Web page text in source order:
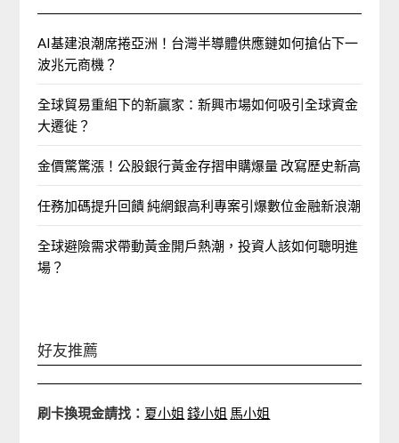
AI基建浪潮席捲亞洲！台灣半導體供應鏈如何搶佔下一
波兆元商機？
全球貿易重組下的新贏家：新興市場如何吸引全球資金
大遷徙？
金價驚驚漲！公股銀行黃金存摺申購爆量 改寫歷史新高
任務加碼提升回饋 純網銀高利專案引爆數位金融新浪潮
全球避險需求帶動黃金開戶熱潮，投資人該如何聰明進
場？
好友推薦
刷卡換現金請找： 夏小姐 錢小姐 馬小姐